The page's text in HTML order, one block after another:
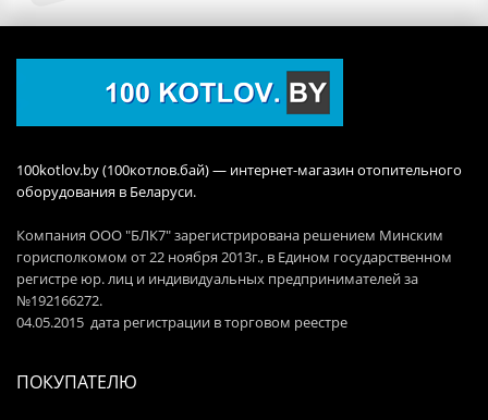
100kotlov.by (100котлов.бай) — интернет-магазин отопительного
оборудования в Беларуси.
Компания ООО "БЛК7" зарегистрирована решением Минским
горисполкомом от 22 ноября 2013г., в Едином государственном
регистре юр. лиц и индивидуальных предпринимателей за
№192166272.
04.05.2015 дата регистрации в торговом реестре
ПОКУПАТЕЛЮ